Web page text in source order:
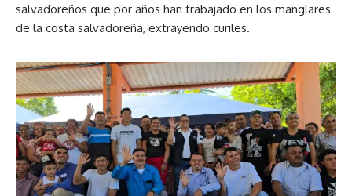
salvadoreños que por años han trabajado en los manglares
de la costa salvadoreña, extrayendo curiles.